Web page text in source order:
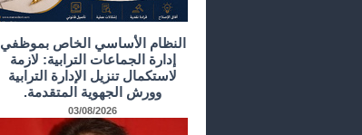
النظام الأساسي الخاص بموظفي
إدارة الجماعات الترابية: لازمة
لاستكمال تنزيل الإدارة الترابية
وورش الجهوية المتقدمة.
03/08/2026